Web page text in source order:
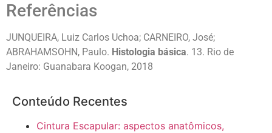
Referências
JUNQUEIRA, Luiz Carlos Uchoa; CARNEIRO, José;
ABRAHAMSOHN, Paulo. Histologia básica. 13. Rio de
Janeiro: Guanabara Koogan, 2018
Conteúdo Recentes
Cintura Escapular: aspectos anatômicos,